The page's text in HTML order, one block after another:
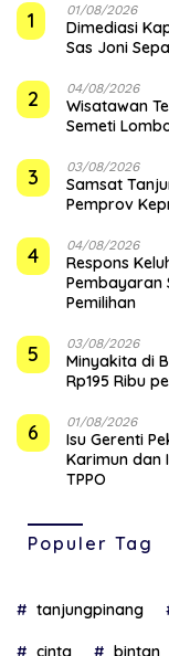
1 01/08/2026
Dimediasi
Sas Joni
2 04/08/2026
Wisatawan
Semeti
3 03/08/2026
Samsat
Pemprov
4 04/08/2026
‎Respons
Pembayaran
Pemilihan
5 03/08/2026
Minyakita di
Rp195 Ribu
6 01/08/2026
Isu Gerenti
Karimun dan
TPPO
Populer Tag
tanjungpinang
cinta bintan